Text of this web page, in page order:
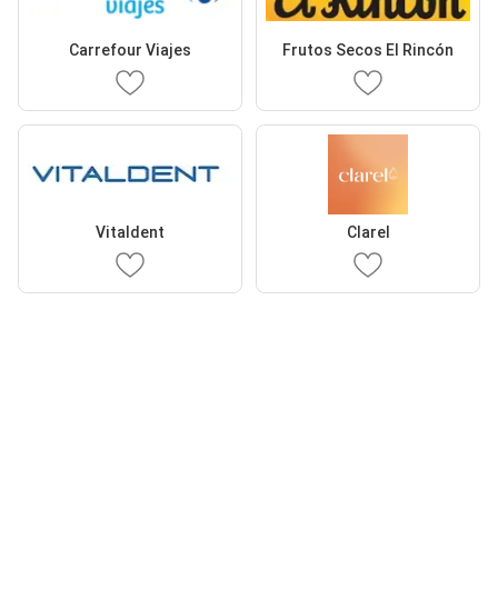
Carrefour Viajes Frutos Secos El Rincón
Vitaldent Clarel